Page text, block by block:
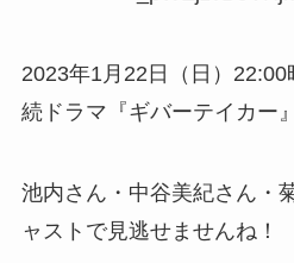
2023年1月22日（日）
続ドラマ『ギバーテイカー
池内さん・中谷美紀さん・
ャストで見逃せませんね！